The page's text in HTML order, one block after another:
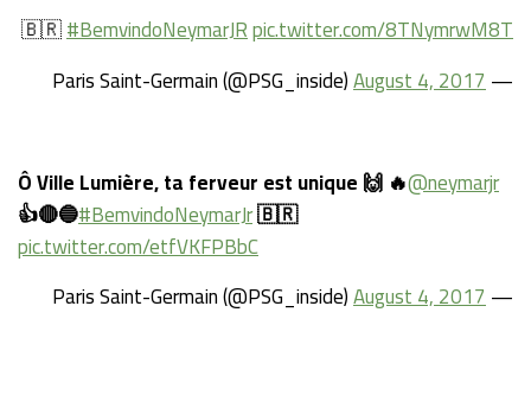
🇧🇷#BemvindoNeymarJRpic.twitter.com/8TNymrwM8T
— Paris Saint-Germain (@PSG_inside)
August 4, 2017
Ô Ville Lumière, ta ferveur est unique 🙌 🔥@neymarjr
👍🔴🔵#BemvindoNeymarJr🇧🇷
pic.twitter.com/etfVKFPBbC
— Paris Saint-Germain (@PSG_inside)
August 4, 2017